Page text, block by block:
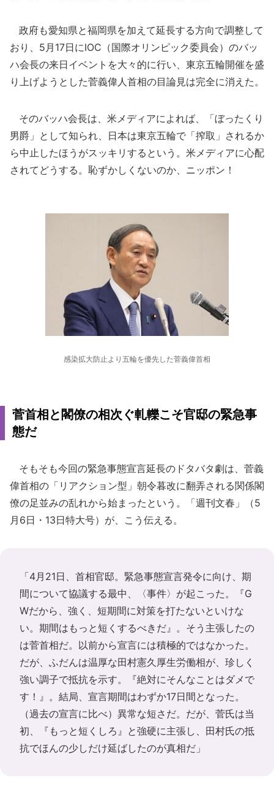
政府も愛知県と福岡県を加えて延長する方向で調整して
おり、5月17日にIOC（国際オリンピック委員会）のバッ
ハ会長の来日イベントを大々的に行い、東京五輪開催を盛
り上げようとした菅義偉人首相の目論見は完全に消えた。
そのバッハ会長は、米メディアによれば、「ぼったくり
男爵」として知られ、日本は東京五輪で「搾取」されるか
ら中止したほうがスッキリするという。米メディアに心配
されてどうする。恥ずかしくないのか、ニッポン！
感染拡大防止より五輪を優先した菅義偉首相
菅首相と閣僚の相次ぐ軋轢こそ官邸の緊急事
態だ
そもそも今回の緊急事態宣言延長のドタバタ劇は、菅義
偉首相の「リアクション型」朝令暮改に翻弄される関係閣
僚の足並みの乱れから始まったという。「週刊文春」（5
月6日・13日特大号）が、こう伝える。
「4月21日、首相官邸。緊急事態宣言発令に向け、期
間について協議する最中、〈事件〉が起こった。『G
Wだから、強く、短期間に対策を打たないといけな
い。期間はもっと短くするべきだ』。そう主張したの
は菅首相だ。以前から宣言には積極的ではなかった。
だが、ふだんは温厚な田村憲久厚生労働相が、珍しく
強い調子で抵抗を示す。『絶対にそんなことはダメで
す！』。結局、宣言期間はわずか17日間となった。
（過去の宣言に比べ）異常な短さだ。だが、菅氏は当
初、『もっと短くしろ』と強硬に主張し、田村氏の抵
抗でほんの少しだけ延ばしたのが真相だ」